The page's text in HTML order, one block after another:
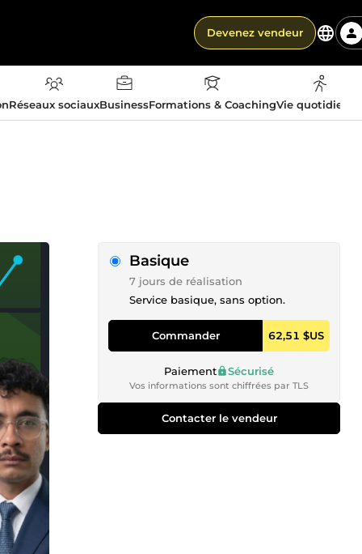
Devenez vendeur
Réseaux sociauxBusinessFormations & CoachingVie
Basique
7 jours de réalisation
Service basique, sans option.
Commander 62,51 $US
Paiement Sécurisé
Vos informations sont chiffrées par TLS
Contacter le vendeur